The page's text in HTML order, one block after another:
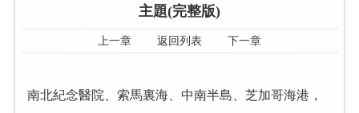
主題(完整版)
上一章 返回列表 下一章
南北紀念醫院、索馬裏海、中南半島、芝加哥海港，